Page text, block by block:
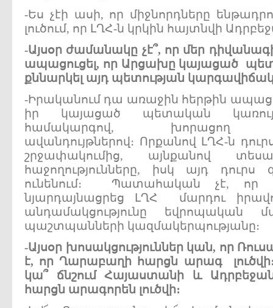
-Ես չէի ասի, որ միջնորդները
լուծում, որ ԼՂՀ-ն կրկին հայտնվի
-Այսօր ժամանակը չէ՞, որ մեր
ապացուցել, որ Արցախը կայացած
քննարկել այդ պետության
-Իրականում դա առաջին հերթին
իր կայացած պետական
համակարգով, խորացող
ավանդույթներով։ Որքանով ԼՂՀ-ն
շրջափակումից, այնքանով
հաջողությունները, իսկ այդ
ունենում։ Պատահական չէ, որ
նյարդայնացրեց ԼՂՀ մարդու
անդամակցությունը եվրոպական
պաշտպանների կազմակերպությանը։
-Այսօր խոսակցություններ կան, որ
է, որ Ղարաբաղի հարցն արագ լուծվի
կա՞
ճնշում Հայաստանի և
հարցն արագորեն լուծվի։